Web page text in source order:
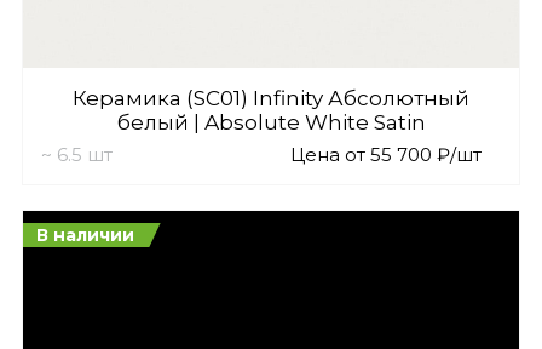
Керамика (SC01) Infinity Абсолютный
белый | Absolute White Satin
~ 6.5 шт Цена от 55 700 ₽/шт
В наличии